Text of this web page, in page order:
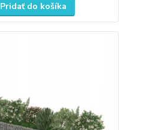
Pridať do košíka